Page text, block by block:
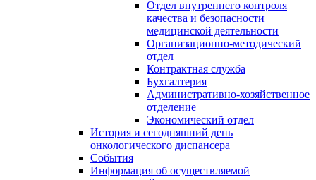
Отдел внутреннего контроля
качества и безопасности
медицинской деятельности
Организационно-методический
отдел
Контрактная служба
Бухгалтерия
Административно-хозяйственное
отделение
Экономический отдел
История и сегодняшний день
онкологического диспансера
События
Информация об осуществляемой